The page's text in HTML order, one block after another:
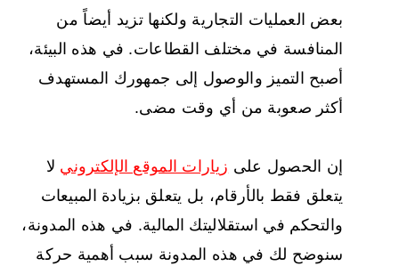
بعض العمليات التجارية ولكنها تزيد أيضاً من
المنافسة في مختلف القطاعات. في هذه البيئة،
أصبح التميز والوصول إلى جمهورك المستهدف
أكثر صعوبة من أي وقت مضى.
إن الحصول على زيارات الموقع الإلكتروني لا
يتعلق فقط بالأرقام، بل يتعلق بزيادة المبيعات
والتحكم في استقلاليتك المالية. في هذه المدونة،
سنوضح لك في هذه المدونة سبب أهمية حركة